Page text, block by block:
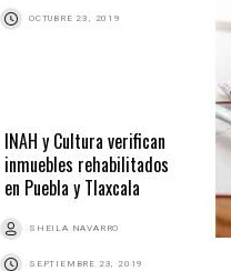
OCTUBRE 23, 2019
INAH y Cultura verifican
inmuebles rehabilitados
en Puebla y Tlaxcala
SHEILA NAVARRO
SEPTIEMBRE 23, 2019